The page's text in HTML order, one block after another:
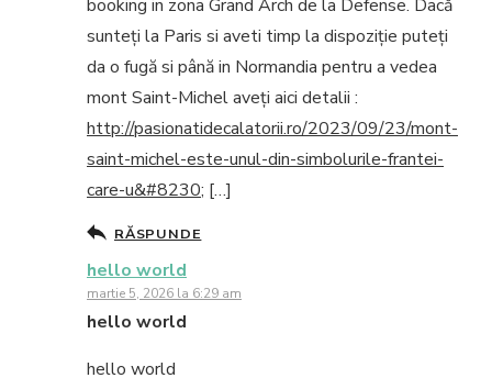
booking in zona Grand Arch de la Defense. Dacă
sunteți la Paris si aveti timp la dispoziție puteți
da o fugă si până in Normandia pentru a vedea
mont Saint-Michel aveți aici detalii :
http://pasionatidecalatorii.ro/2023/09/23/mont-
saint-michel-este-unul-din-simbolurile-frantei-
care-u&#8230; […]
RĂSPUNDE
hello world
martie 5, 2026 la 6:29 am
hello world
hello world